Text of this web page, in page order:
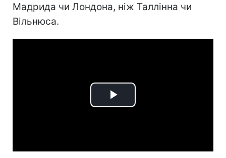
Мадрида чи Лондона, ніж Таллінна чи
Вільнюса.
Play